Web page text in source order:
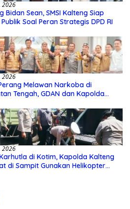
2026
Bidan Sean, SMSI Kalteng Siap
Soal Peran Strategis DPD RI
2026
Melawan Narkoba di
Tengah, GDAN dan Kapolda
2026
di Kotim, Kapolda Kalteng
di Sampit Gunakan Helikopter